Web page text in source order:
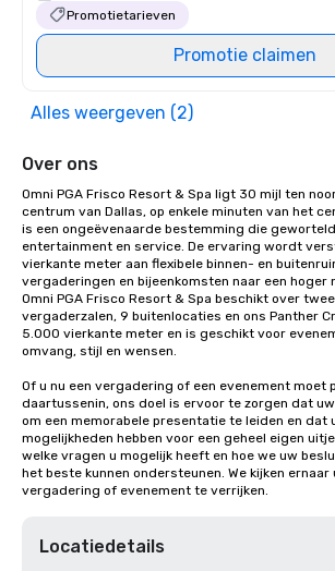
Promotietarieven
Promotie claimen
Alles weergeven (2)
Over ons
Omni PGA Frisco Resort & Spa ligt 30 mijl ten
centrum van Dallas, op enkele minuten van het
is een ongeëvenaarde bestemming die
entertainment en service. De ervaring wordt
vierkante meter aan flexibele binnen- en
vergaderingen en bijeenkomsten naar een hoger
Omni PGA Frisco Resort & Spa beschikt over
vergaderzalen, 9 buitenlocaties en ons Panther
5.000 vierkante meter en is geschikt voor
omvang, stijl en wensen.
Of u nu een vergadering of een evenement moet
daartussenin, ons doel is ervoor te zorgen dat
om een memorabele presentatie te leiden en dat
mogelijkheden hebben voor een geheel eigen
welke vragen u mogelijk heeft en hoe we uw
het beste kunnen ondersteunen. We kijken
vergadering of evenement te verrijken.
Locatiedetails